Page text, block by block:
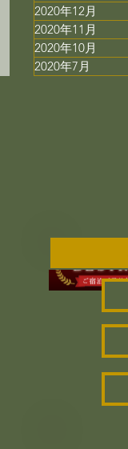
2020年12月
2020年11月
2020年10月
2020年7月